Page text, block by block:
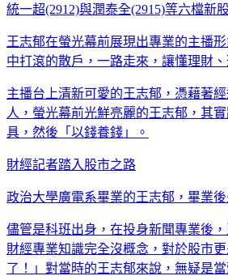
統一超(2912)與潤泰全(2915)等六檔新
王志郁在螢光幕前展現出專業的主播
中打滾的散戶，一路走來，讓懂理財
主播台上清新可愛的王志郁，憑藉著
人，螢光幕前光鮮亮麗的王志郁，其
具，然後「以錢養錢」。
財經記者踏入股市之路
政治大學廣電系畢業的王志郁，畢業
儘管是科班出身，在投身新聞專業後
財經專業知識完全沒概念，對於股市
了！」對當時的王志郁來說，無疑是